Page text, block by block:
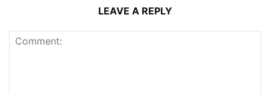
LEAVE A REPLY